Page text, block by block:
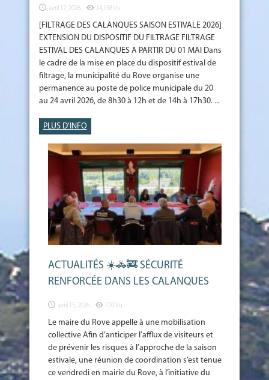
avril 17, 2026 14,138 Vu
[FILTRAGE DES CALANQUES SAISON ESTIVALE 2026]
EXTENSION DU DISPOSITIF DU FILTRAGE FILTRAGE
ESTIVAL DES CALANQUES A PARTIR DU 01 MAI Dans
le cadre de la mise en place du dispositif estival de
filtrage, la municipalité du Rove organise une
permanence au poste de police municipale du 20
au 24 avril 2026, de 8h30 à 12h et de 14h à 17h30. ...
PLUS D'INFO
ACTUALITÉS ☀️🚓🚒 SÉCURITÉ
RENFORCÉE DANS LES CALANQUES
avril 15, 2026 770 Vu
Le maire du Rove appelle à une mobilisation
collective Afin d’anticiper l’afflux de visiteurs et
de prévenir les risques à l’approche de la saison
estivale, une réunion de coordination s’est tenue
ce vendredi en mairie du Rove, à l’initiative du